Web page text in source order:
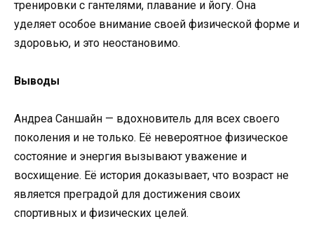
тренировки с гантелями, плавание и йогу. Она
уделяет особое внимание своей физической форме и
здоровью, и это неостановимо.
Выводы
Андреа Саншайн — вдохновитель для всех своего
поколения и не только. Её невероятное физическое
состояние и энергия вызывают уважение и
восхищение. Её история доказывает, что возраст не
является преградой для достижения своих
спортивных и физических целей.